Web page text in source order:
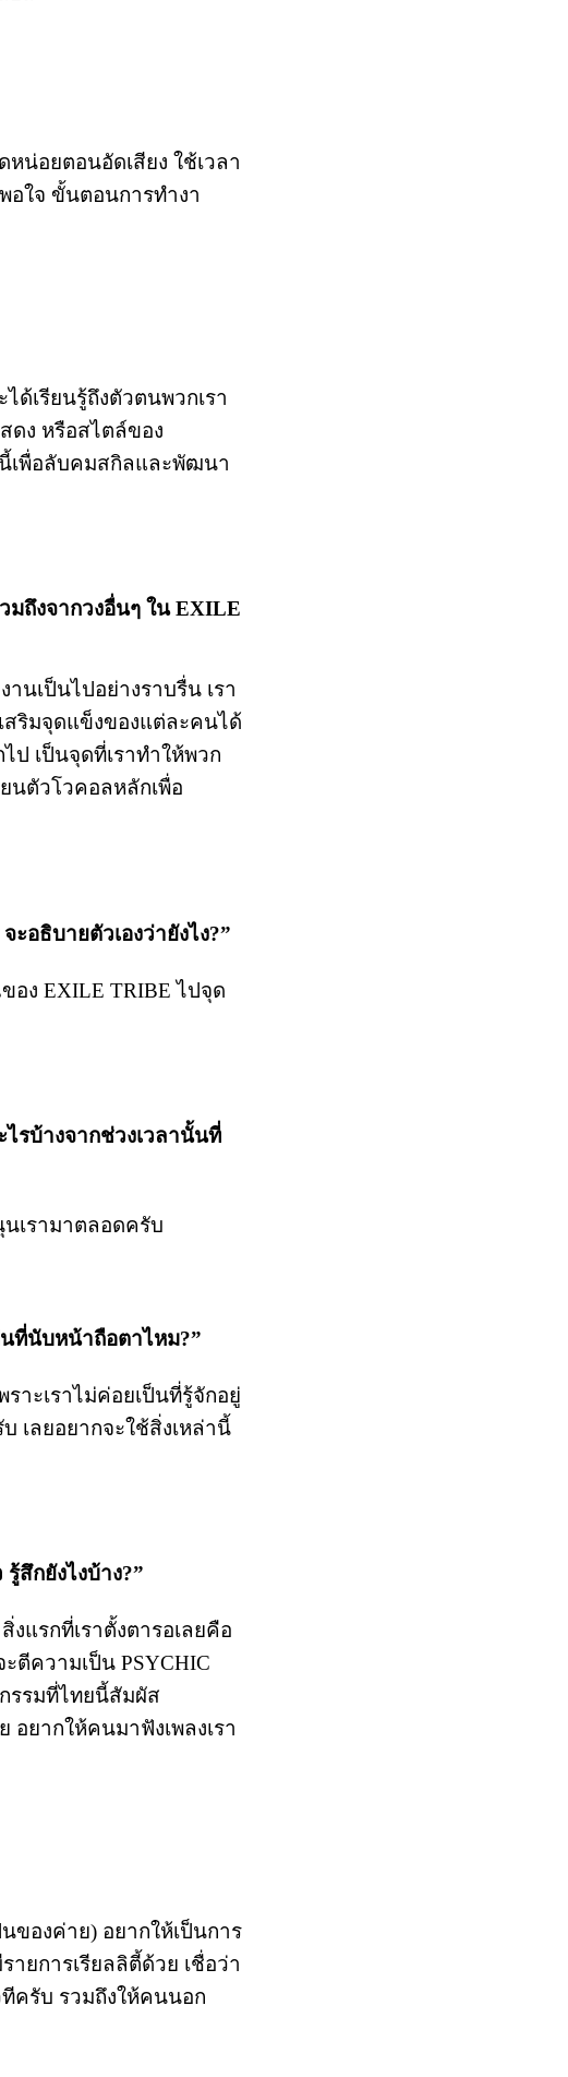
น่อยตอนอัดเสียง ใช้เวลา
อใจ ขั้นตอนการทำงา
ด้เรียนรู้ถึงตัวตนพวกเรา
ดง หรือสไตล์ของ
นี้เพื่อลับคมสกิลและพัฒนา
มถึงจากวงอื่นๆ ใน EXILE
นเป็นไปอย่างราบรื่น เรา
สริมจุดแข็งของแต่ละคนได้
ป เป็นจุดที่เราทำให้พวก
นตัวโวคอลหลักเพื่อ
อธิบายตัวเองว่ายังไง?”
อง EXILE TRIBE ไปจุด
รบ้างจากช่วงเวลานั้นที่
เรามาตลอดครับ
ที่นับหน้าถือตาไหม?”
าะเราไม่ค่อยเป็นที่รู้จักอยู่
เลยอยากจะใช้สิ่งเหล่านี้
สึกยังไงบ้าง?”
แรกที่เราตั้งตารอเลยคือ
ตีความเป็น PSYCHIC
รรมที่ไทยนี้สัมผัส
ยากให้คนมาฟังเพลงเรา
ของค่าย) อยากให้เป็นการ
ยการเรียลลิตี้ด้วย เชื่อว่า
ทีครับ รวมถึงให้คนนอก